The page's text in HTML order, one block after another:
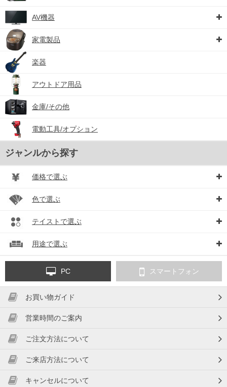
AV機器
家電製品
楽器
アウトドア用品
金庫/その他
電動工具/オプション
ジャンルから探す
価格で選ぶ
色で選ぶ
テイストで選ぶ
用途で選ぶ
PC スマートフォン
お買い物ガイド
営業時間のご案内
ご注文方法について
ご来店方法について
キャンセルについて